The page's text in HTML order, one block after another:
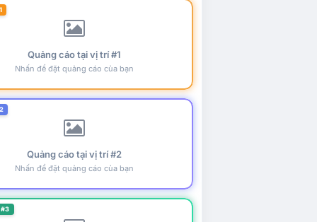
Quảng cáo tại vị trí #1
Nhấn để đặt quảng cáo của bạn
Quảng cáo tại vị trí #2
Nhấn để đặt quảng cáo của bạn